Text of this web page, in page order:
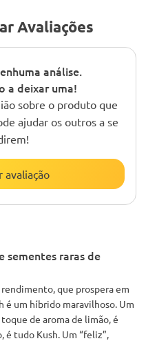
Avaliações
análise.
a deixar uma!
sobre o produto que
ajudar os outros a se
avaliação
sementes raras de
que prospera em
é um híbrido maravilhoso. Um
de aroma de limão, é
é tudo Kush. Um “feliz”,